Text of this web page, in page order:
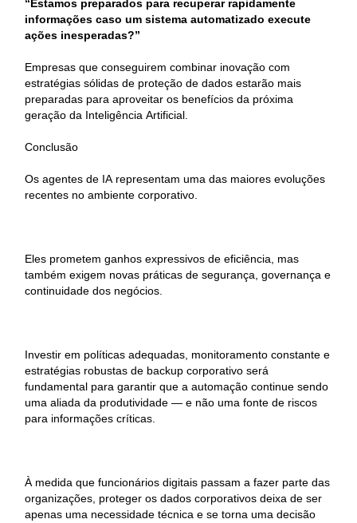
“Estamos preparados para recuperar rapidamente
informações caso um sistema automatizado execute
ações inesperadas?”
Empresas que conseguirem combinar inovação com
estratégias sólidas de proteção de dados estarão mais
preparadas para aproveitar os benefícios da próxima
geração da Inteligência Artificial.
Conclusão
Os agentes de IA representam uma das maiores evoluções
recentes no ambiente corporativo.
Eles prometem ganhos expressivos de eficiência, mas
também exigem novas práticas de segurança, governança e
continuidade dos negócios.
Investir em políticas adequadas, monitoramento constante e
estratégias robustas de backup corporativo será
fundamental para garantir que a automação continue sendo
uma aliada da produtividade — e não uma fonte de riscos
para informações críticas.
À medida que funcionários digitais passam a fazer parte das
organizações, proteger os dados corporativos deixa de ser
apenas uma necessidade técnica e se torna uma decisão